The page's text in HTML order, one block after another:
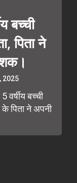
बच्ची
पिता ने
2025
वर्षीय बच्ची
के पिता ने अपनी